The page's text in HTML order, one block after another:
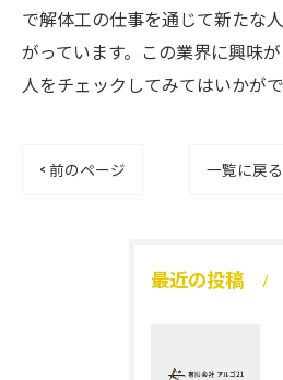
で解体工の仕事を通じて新たな
がっています。この業界に興味
人をチェックしてみてはいかがで
< 前のページ 一覧に戻る
最近の投稿